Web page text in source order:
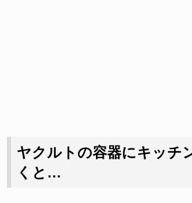
ヤクルトの容器にキッチ
くと…